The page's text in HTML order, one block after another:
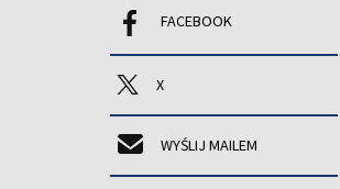
FACEBOOK
X
WYŚLIJ MAILEM